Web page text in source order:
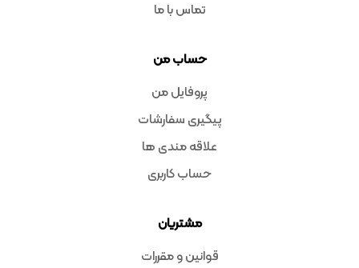
تماس با ما
حساب من
پروفایل من
پیگیری سفارشات
علاقه مندی ها
حساب کاربری
مشتریان
قوانین و مقررات